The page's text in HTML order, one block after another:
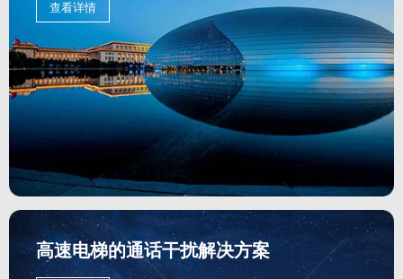
查看详情
高速电梯的通话干扰解决方案